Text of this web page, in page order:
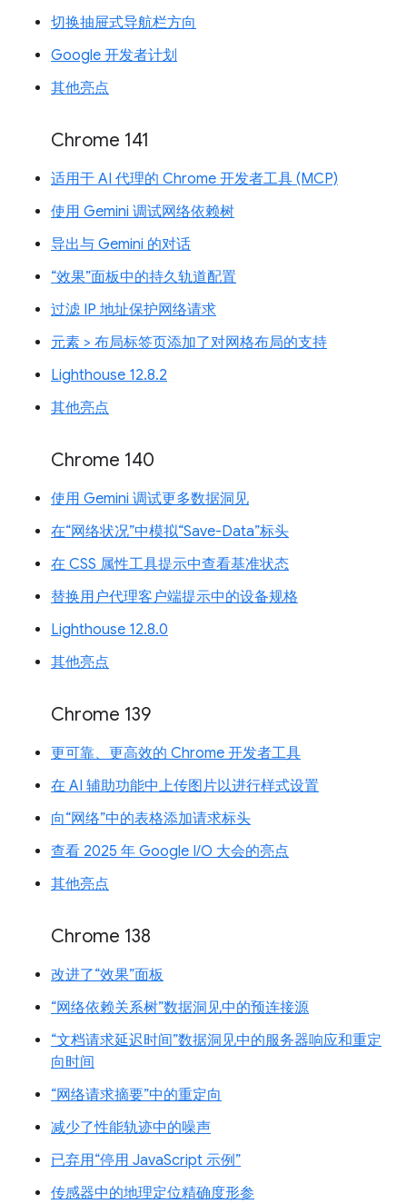
切换抽屉式导航栏方向
Google 开发者计划
其他亮点
Chrome 141
适用于 AI 代理的 Chrome 开发者工具 (MCP)
使用 Gemini 调试网络依赖树
导出与 Gemini 的对话
“效果”面板中的持久轨道配置
过滤 IP 地址保护网络请求
元素 > 布局标签页添加了对网格布局的支持
Lighthouse 12.8.2
其他亮点
Chrome 140
使用 Gemini 调试更多数据洞见
在“网络状况”中模拟“Save-Data”标头
在 CSS 属性工具提示中查看基准状态
替换用户代理客户端提示中的设备规格
Lighthouse 12.8.0
其他亮点
Chrome 139
更可靠、更高效的 Chrome 开发者工具
在 AI 辅助功能中上传图片以进行样式设置
向“网络”中的表格添加请求标头
查看 2025 年 Google I/O 大会的亮点
其他亮点
Chrome 138
改进了“效果”面板
“网络依赖关系树”数据洞见中的预连接源
“文档请求延迟时间”数据洞见中的服务器响应和重定
向时间
“网络请求摘要”中的重定向
减少了性能轨迹中的噪声
已弃用“停用 JavaScript 示例”
传感器中的地理定位精确度形参